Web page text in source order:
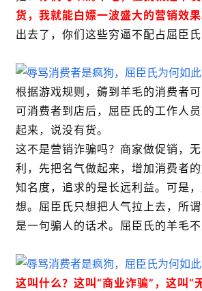
货，我就能白嫖一波盛大的营销效果
出去了，你们这些穷逼不配占屈臣氏
根据游戏规则，薅到羊毛的消费者可
可消费者到店后，屈臣氏的工作人
起来，说没有货。
这不是营销诈骗吗？商家做促销，
利，先把名气做起来，增加消费者
知名度，追求的是长远利益。可是
想。屈臣氏只想把人气拉上去，所谓
是一句骗人的话术。屈臣氏的羊毛不
这叫什么？这叫“商业诈骗”，这叫“